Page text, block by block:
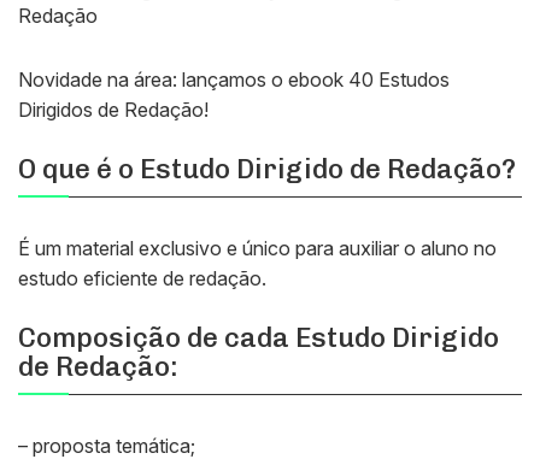
Novidade na área: lançamos o ebook 40 Estudos
Dirigidos de Redação!
O que é o Estudo Dirigido de Redação?
É um material exclusivo e único para auxiliar o aluno no
estudo eficiente de redação.
Composição de cada Estudo Dirigido
de Redação:
– proposta temática;